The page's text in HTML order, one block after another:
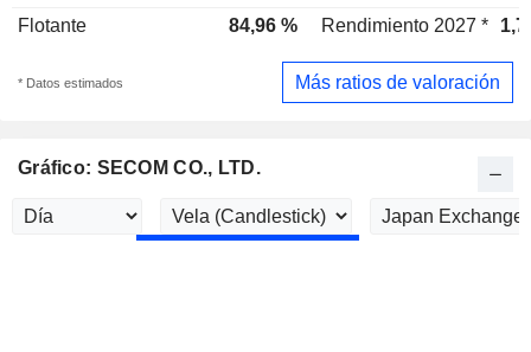
Flotante
84,96 % Rendimiento 2027 *
* Datos estimados Más ratios de valoración
Gráfico: SECOM CO., LTD.